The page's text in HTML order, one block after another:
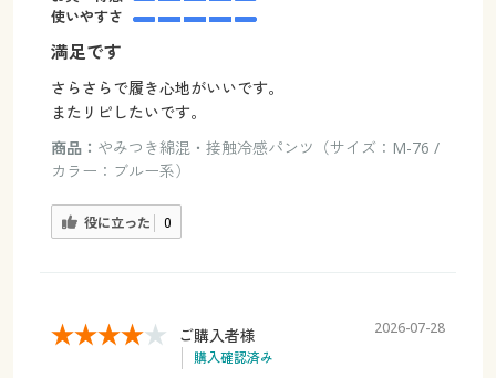
使いやすさ
満足です
さらさらで履き心地がいいです。
またリピしたいです。
商品： やみつき綿混・接触冷感パンツ（サイズ：M-76 /
カラー：ブルー系）
役に立った 0
ご購入者様
購入確認済み
2026-07-28